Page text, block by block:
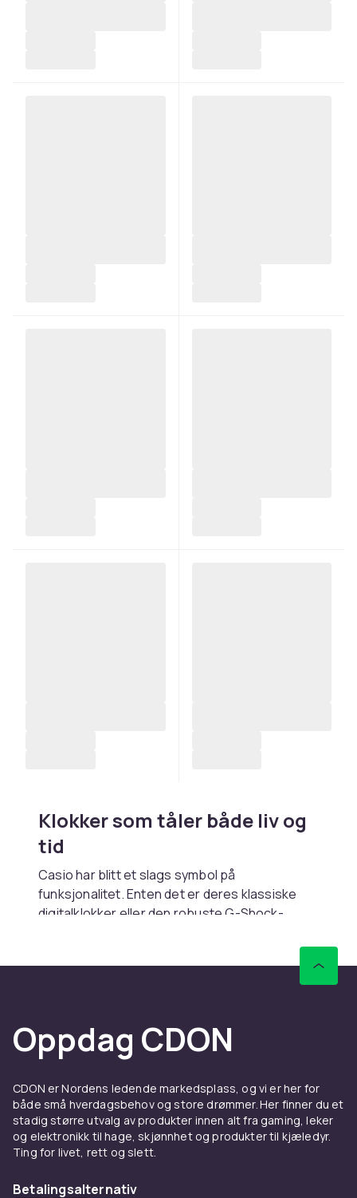
Klokker som tåler både liv og
tid
Casio har blitt et slags symbol på
funksjonalitet. Enten det er deres klassiske
digitalklokker eller den robuste G-Shock-
materialer – men i hele filosofien. Du kan bruke
den på jobb, på tur, i regnet, i dusjen, på fest –
brukt i flere tiår, andre er nye – men følelsen er
den samme. De er bygget for å vare. Og for å
Fra skolegården til
styrerommet – og tilbake
Casio er et av få merker som har klart å være
retro – for andre er det bare logisk. Den lille
Oppdag CDON
CDON er Nordens ledende markedsplass, og vi er her for
både små hverdagsbehov og store drømmer. Her finner du et
stadig større utvalg av produkter innen alt fra gaming, leker
og elektronikk til hage, skjønnhet og produkter til kjæledyr.
Ting for livet, rett og slett.
Betalingsalternativ